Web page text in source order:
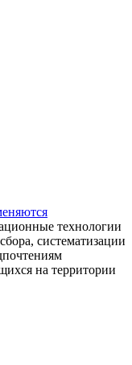
технологии
систематизации
на территории